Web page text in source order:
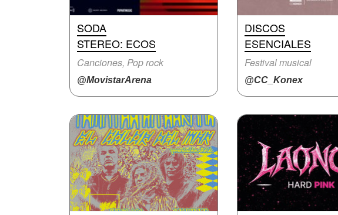
SODA
STEREO: ECOS
Canciones, Pop rock
@MovistarArena
DISCOS
ESENCIALES
Festival musical
@CC_Konex